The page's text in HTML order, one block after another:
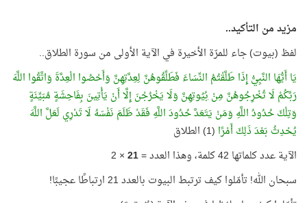
مزيد من التأكيد..
لفظ (بيوت) جاء للمرّة الأخيرة في الآية الأولى من سورة الطلاق..
يَا أَيُّهَا النَّبِيُّ إِذَا طَلَّقْتُمُ النِّسَاءَ فَطَلِّقُوهُنَّ لِعِدَّتِهِنَّ وَأَحْصُوا الْعِدَّةَ وَاتَّقُوا اللَّهَ
رَبَّكُمْ لَا تُخْرِجُوهُنَّ مِنْبُيُوتِهِنَّ وَلَا يَخْرُجْنَ إِلَّا أَنْ يَأْتِينَ بِفَاحِشَةٍ مُبَيِّنَةٍ
وَتِلْكَ حُدُودُ اللَّهِ وَمَنْ يَتَعَدَّ حُدُودَ اللَّهِ فَقَدْ ظَلَمَ نَفْسَهُ لَا تَدْرِي لَعَلَّ اللَّهَ
يُحْدِثُ بَعْدَ ذَلِكَ أَمْرًا (1) الطلاق
الآية عدد كلماتها 42 كلمة، وهذا العدد =
21
× 2
سبحان الله! تأمّلوا كيف ترتبط البيوت بالعدد 21 ارتباطًا عجيبًا!